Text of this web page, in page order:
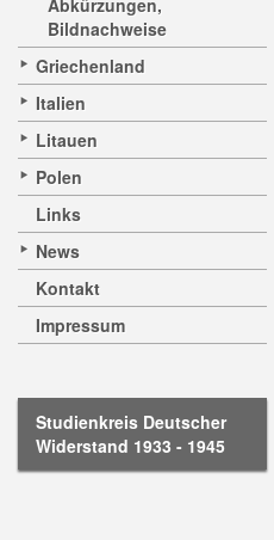
Abkürzungen,
Bildnachweise
Griechenland
Italien
Litauen
Polen
Links
News
Kontakt
Impressum
Studienkreis Deutscher
Widerstand 1933 - 1945